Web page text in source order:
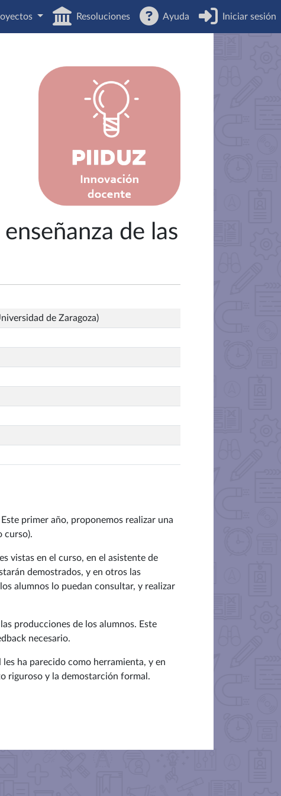
Resoluciones Ayuda Iniciar sesión
de las
de Zaragoza)
primer año, proponemos realizar una
curso).
vistas en el curso, en el asistente de
demostrados, y en otros las
alumnos lo puedan consultar, y realizar
producciones de los alumnos. Este
necesario.
ha parecido como herramienta, y en
riguroso y la demostarción formal.